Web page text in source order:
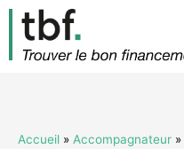
Accueil » Accompagnateur »